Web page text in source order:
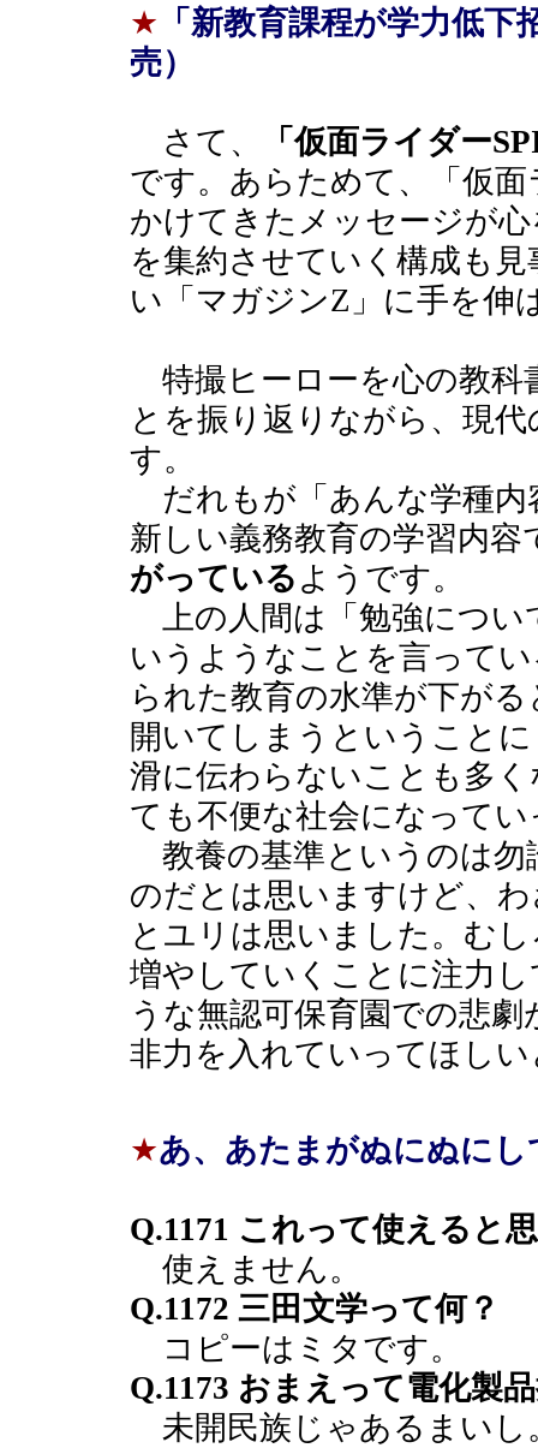
★ 「新教育課程が学力低
売）
さて、
「仮面ライダー
です。あらためて、「仮
かけてきたメッセージが
を集約させていく構成も
い「マガジンZ」に手を伸
特撮ヒーローを心の教科
とを振り返りながら、現
す。
だれもが「あんな学種内
新しい義務教育の学習内容
がっている ようです。
上の人間は「勉強につい
いうようなことを言って
られた教育の水準が下が
開いてしまうということ
滑に伝わらないことも多
ても不便な社会になって
教養の基準というのは勿
のだとは思いますけど、
とユリは思いました。む
増やしていくことに注力
うな無認可保育園での悲
非力を入れていってほし
★あ、あたまがぬにぬにし
Q.1171 これって使えると
使えません。
Q.1172 三田文学って何？
コピーはミタです。
Q.1173 おまえって電化製
未開民族じゃあるまいし